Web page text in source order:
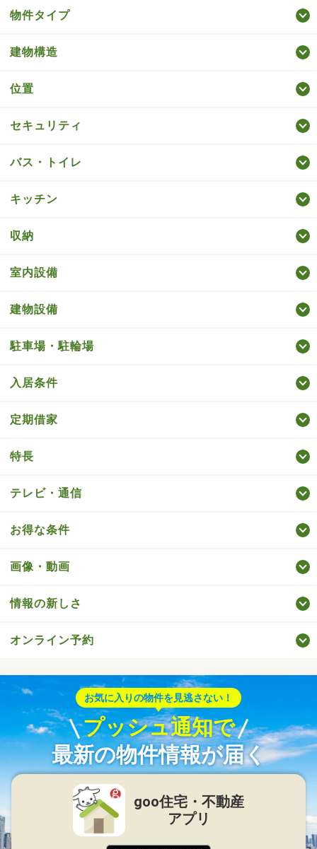
物件タイプ
建物構造
位置
セキュリティ
バス・トイレ
キッチン
収納
室内設備
建物設備
駐車場・駐輪場
入居条件
定期借家
特長
テレビ・通信
お得な条件
画像・動画
情報の新しさ
オンライン予約
お気に入りの物件を見逃さない！
プッシュ通知で
最新の物件情報が届く
goo住宅・不動産
アプリ